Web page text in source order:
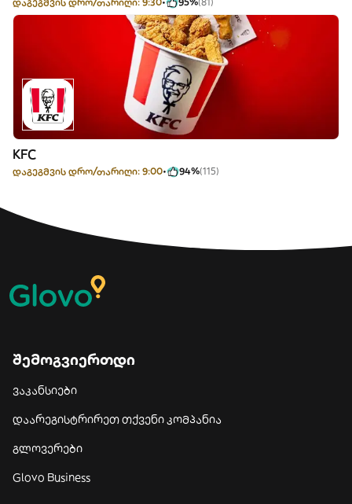
KFC
დაგეგმვის დრო/თარიღი: 9:00 94%(115)
შემოგვიერთდი
ვაკანსიები
დაარეგისტრირეთ თქვენი კომპანია
გლოვერები
Glovo Business